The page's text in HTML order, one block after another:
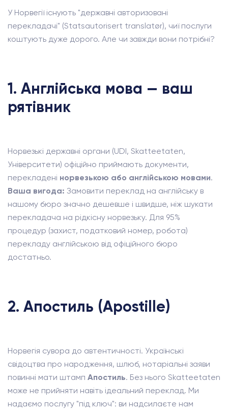
У Норвегії існують "державні авторизовані
перекладачі" (Statsautorisert translatør), чиї послуги
коштують дуже дорого. Але чи завжди вони потрібні?
1. Англійська мова — ваш
рятівник
Норвезькі державні органи (UDI, Skatteetaten,
Університети) офіційно приймають документи,
перекладені норвезькою або англійською мовами.
Ваша вигода: Замовити переклад на англійську в
нашому бюро значно дешевше і швидше, ніж шукати
перекладача на рідкісну норвезьку. Для 95%
процедур (захист, податковий номер, робота)
перекладу англійською від офіційного бюро
достатньо.
2. Апостиль (Apostille)
Норвегія сувора до автентичності. Українські
свідоцтва про народження, шлюб, нотаріальні заяви
повинні мати штамп Апостиль. Без нього Skatteetaten
може не прийняти навіть ідеальний переклад. Ми
надаємо послугу "під ключ": ви надсилаєте нам